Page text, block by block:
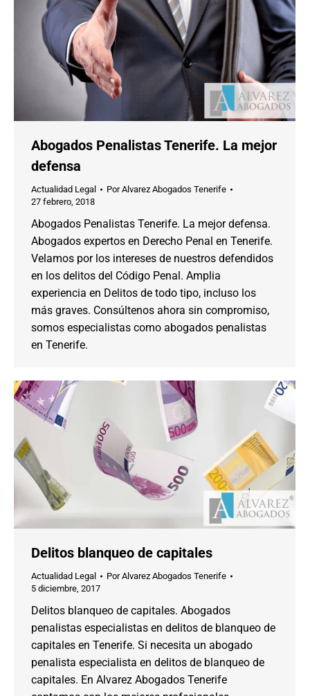
Abogados Penalistas Tenerife. La mejor
defensa
Actualidad Legal PorAlvarez Abogados Tenerife
27 febrero, 2018
Abogados Penalistas Tenerife. La mejor defensa.
Abogados expertos en Derecho Penal en Tenerife.
Velamos por los intereses de nuestros defendidos
en los delitos del Código Penal. Amplia
experiencia en Delitos de todo tipo, incluso los
más graves. Consúltenos ahora sin compromiso,
somos especialistas como abogados penalistas
en Tenerife.
Delitos blanqueo de capitales
Actualidad Legal PorAlvarez Abogados Tenerife
5 diciembre, 2017
Delitos blanqueo de capitales. Abogados
penalistas especialistas en delitos de blanqueo de
capitales en Tenerife. Si necesita un abogado
penalista especialista en delitos de blanqueo de
capitales. En Alvarez Abogados Tenerife